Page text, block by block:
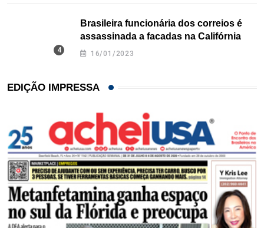
Brasileira funcionária dos correios é
assassinada a facadas na Califórnia
16/01/2023
EDIÇÃO IMPRESSA